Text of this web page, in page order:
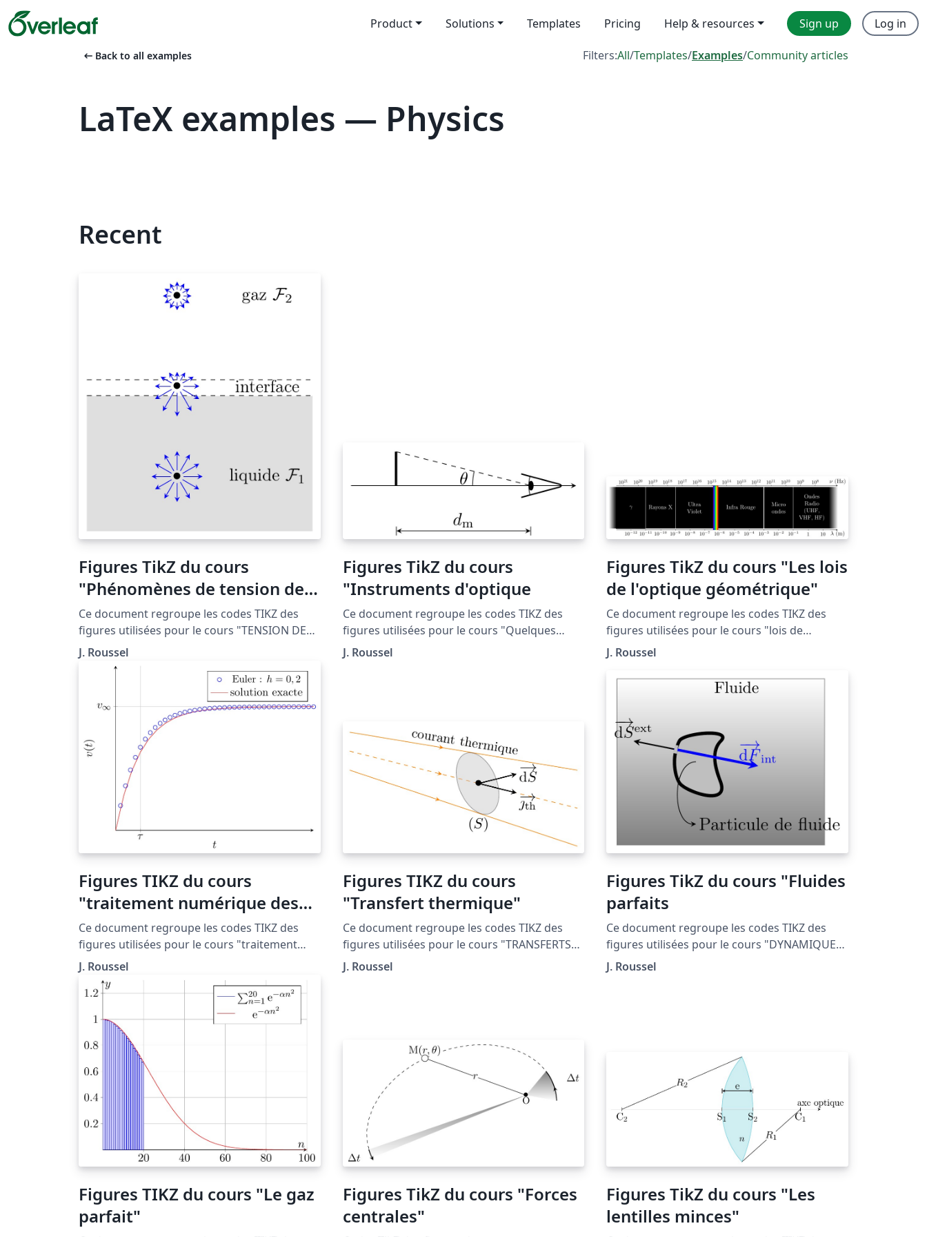
Product Solutions Templates Pricing Help & resources Sign up Log in
arrow_left_alt Back to all examples Filters:All/Templates/Examples/Community articles
LaTeX examples — Physics
Recent
Figures TikZ du cours
"Phénomènes de tension de
surface
Ce document regroupe les codes TIKZ des
figures utilisées pour le cours "TENSION DE
SURFACE" situé à la page http://femto-
physique.fr/mecanique_des_fluides/mecaflu_
J. Roussel
Figures TikZ du cours
"Instruments d'optique
Ce document regroupe les codes TIKZ des
figures utilisées pour le cours "Quelques
instruments" situé à la page : http://femto-
physique.fr/optique_geometrique/opt_C4.php
J. Roussel
Figures TikZ du cours "Les lois
de l'optique géométrique"
Ce document regroupe les codes TIKZ des
figures utilisées pour le cours "lois de
l'optique géométrique" situé à la page:
http://femto-
physique.fr/optique_geometrique/opt_C1.php
J. Roussel
Figures TIKZ du cours
"traitement numérique des
équations différentielles"
Ce document regroupe les codes TIKZ des
figures utilisées pour le cours "traitement
numérique des équations différentielles"
situé à la page http://femto-
physique.fr/analyse_numerique/numerique_C
J. Roussel
Figures TIKZ du cours
"Transfert thermique"
Ce document regroupe les codes TIKZ des
figures utilisées pour le cours "TRANSFERTS
THERMIQUES" situé à la page http://femto-
physique.fr/physique_statistique/phystat_C5.
J. Roussel
Figures TikZ du cours "Fluides
parfaits
Ce document regroupe les codes TIKZ des
figures utilisées pour le cours "DYNAMIQUE
DES FUIDES PARFAITS" situé à la page
http://femto-
J. Roussel
Figures TIKZ du cours "Le gaz
parfait"
Figures TikZ du cours "Forces
centrales"
Figures TikZ du cours "Les
lentilles minces"